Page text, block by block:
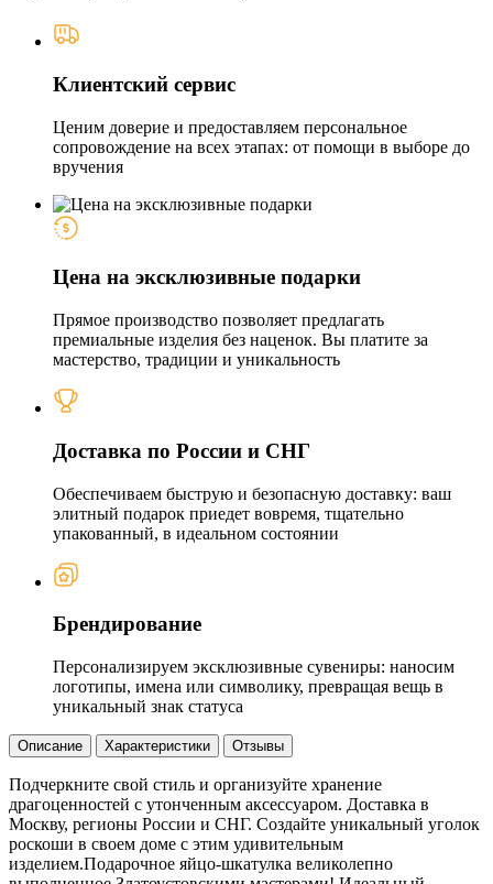
Клиентский сервис
Ценим доверие и предоставляем персональное
сопровождение на всех этапах: от помощи в выборе до
вручения
Цена на эксклюзивные подарки
Прямое производство позволяет предлагать
премиальные изделия без наценок. Вы платите за
мастерство, традиции и уникальность
Доставка по России и СНГ
Обеспечиваем быструю и безопасную доставку: ваш
элитный подарок приедет вовремя, тщательно
упакованный, в идеальном состоянии
Брендирование
Персонализируем эксклюзивные сувениры: наносим
логотипы, имена или символику, превращая вещь в
уникальный знак статуса
Описание Характеристики Отзывы
Подчеркните свой стиль и организуйте хранение
драгоценностей с утонченным аксессуаром. Доставка в
Москву, регионы России и СНГ. Создайте уникальный уголок
роскоши в своем доме с этим удивительным
изделием.Подарочное яйцо-шкатулка великолепно